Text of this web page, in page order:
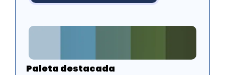
Paleta destacada